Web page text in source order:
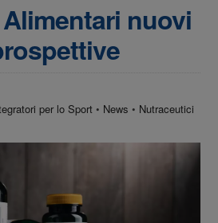
nuovi
per lo Sport • News • Nutraceutici